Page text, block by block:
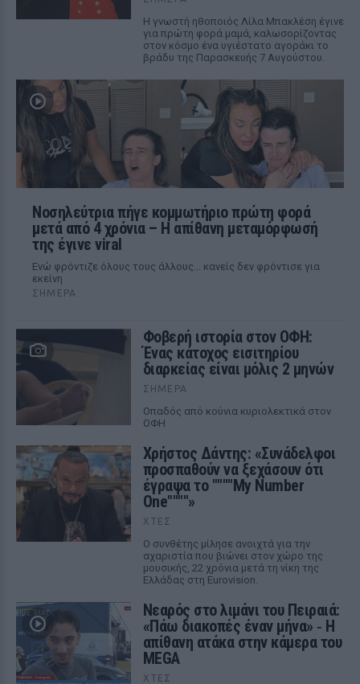
Η γνωστή ηθοποιός Λίλα Μπακλέση έγινε
για πρώτη φορά μαμά, καλωσορίζοντας
στον κόσμο ένα υγιέστατο αγοράκι το
βράδυ της Παρασκευής 7 Αυγούστου.
Νοσηλεύτρια πήγε κομμωτήριο πρώτη φορά
μετά από 4 χρόνια – Η απίθανη μεταμόρφωσή
της έγινε viral
Ενώ φρόντιζε όλους τους άλλους... κανείς δεν φρόντισε για
εκείνη
ΣΉΜΕΡΑ
Φοβερή ιστορία στον ΟΦΗ:
Ένας κάτοχος εισιτηρίου
διαρκείας είναι μόλις 2 μηνών
ΣΉΜΕΡΑ
Οπαδός από κούνια κυριολεκτικά στον
ΟΦΗ
Χρήστος Δάντης: «Συνάδελφοι
προσπαθούν να ξεχάσουν ότι
έγραψα το """"My Number
One""""»
ΧΤΕΣ
Ο συνθέτης μίλησε ανοιχτά για την
αχαριστία που βιώνει στον χώρο της
μουσικής, 22 χρόνια μετά τη νίκη της
Ελλάδας στη Eurovision.
Νεαρός στο λιμάνι του Πειραιά:
«Πάω διακοπές έναν μήνα» ‑ Η
απίθανη ατάκα στην κάμερα του
MEGA
ΧΤΕΣ